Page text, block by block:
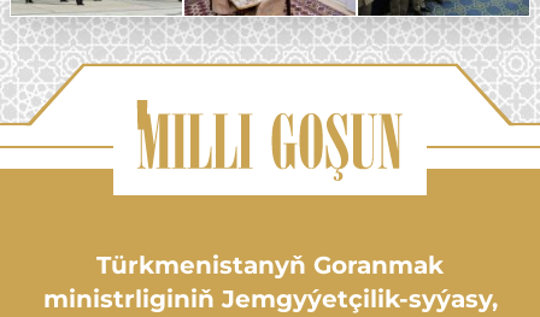
Türkmenistanyň Goranmak
ministrliginiň Jemgyýetçilik-syýasy,